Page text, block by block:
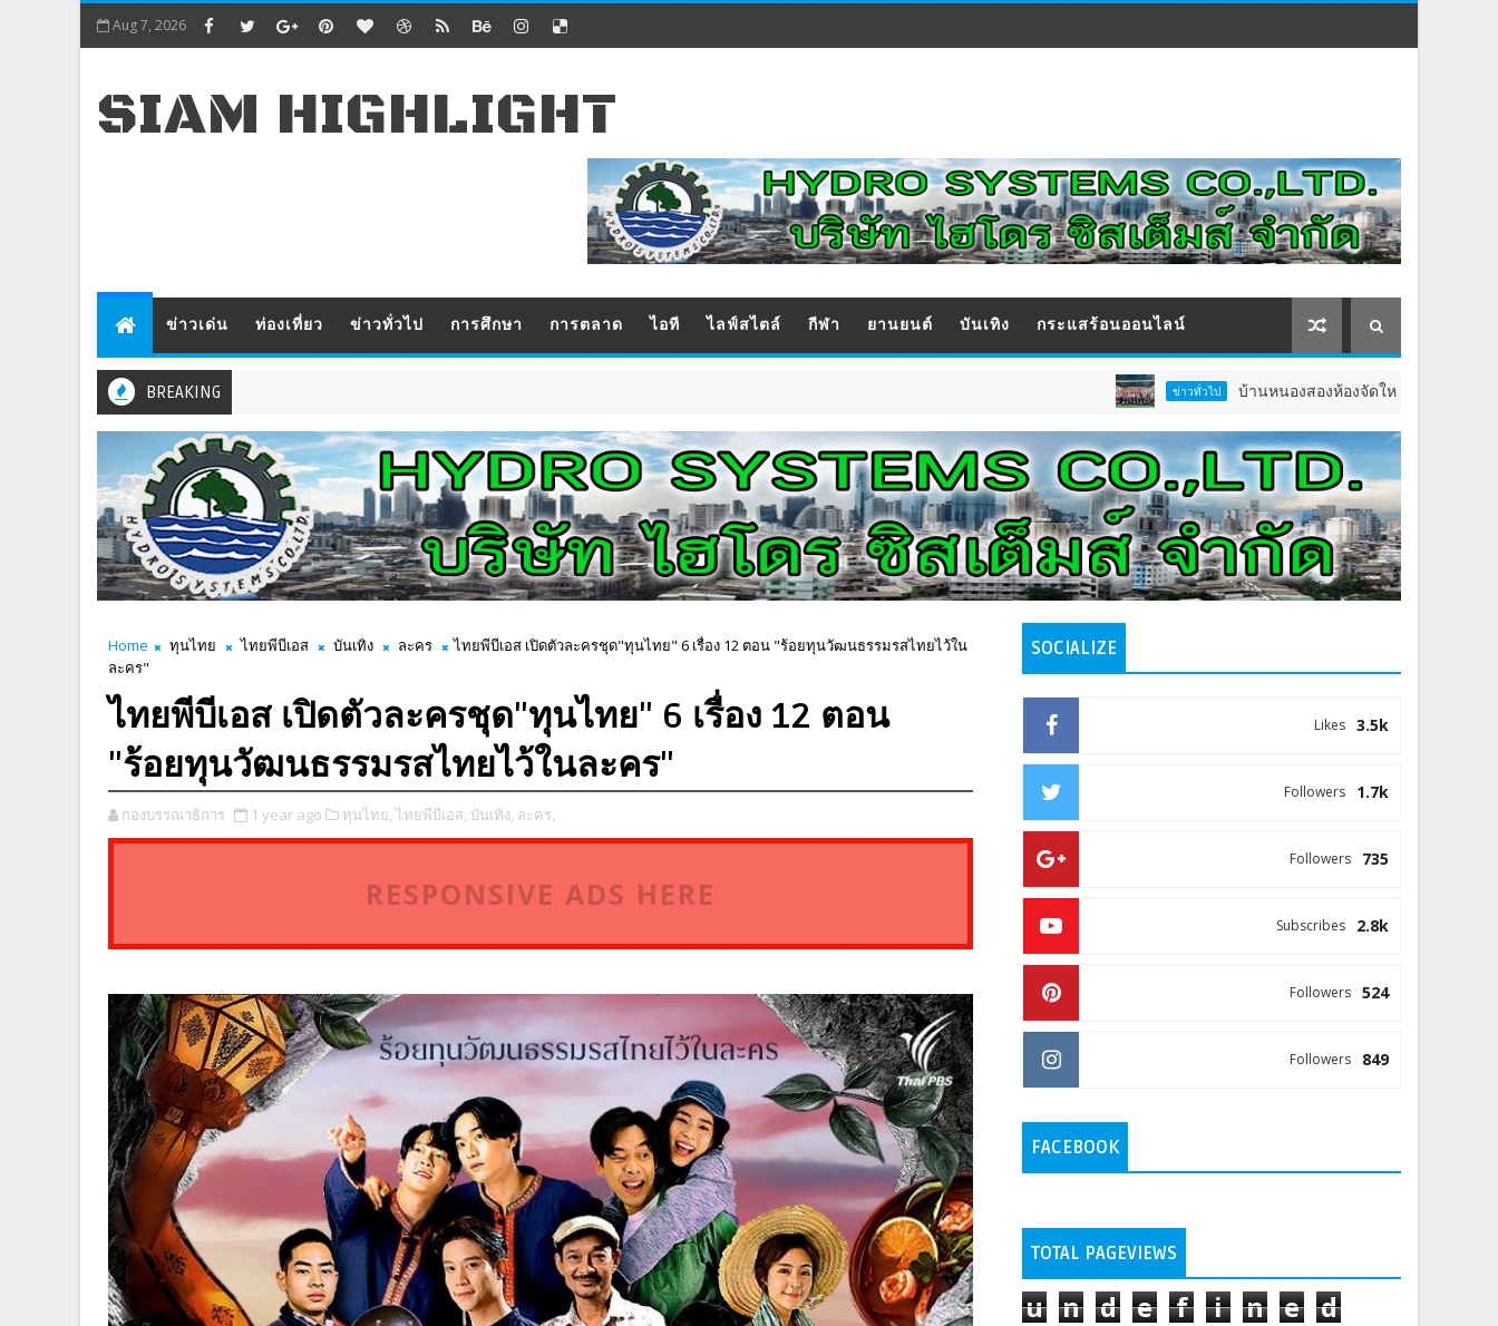
Aug 7, 2026
SIAM HIGHLIGHT
ข่าวเด่น ท่องเที่ยว ข่าวทั่วไป การศึกษา การตลาด ไอที ไลฟ์สไตล์ กีฬา ยานยนต์ บันเทิง กระแสร้อนออนไลน์
BREAKING ข่าวทั่วไป บ้านหนองสองห้องจัดใหญ่ “แห่เทียนพรรษา–ผ้าป่าซาเ
Home ทุนไทย ไทยพีบีเอส บันเทิง ละคร
ไทยพีบีเอส เปิดตัวละครชุด"ทุนไทย" 6 เรื่อง 12 ตอน "ร้อยทุนวัฒนธรรมรสไทยไว้ใน
ละคร"
ไทยพีบีเอส เปิดตัวละครชุด"ทุนไทย" 6 เรื่อง 12 ตอน
"ร้อยทุนวัฒนธรรมรสไทยไว้ในละคร"
กองบรรณาธิการ 1 year ago ทุนไทย, ไทยพีบีเอส, บันเทิง, ละคร,
RESPONSIVE ADS HERE
SOCIALIZE
3.5k
Likes
1.7k
Followers
735
Followers
2.8k
Subscribes
524
Followers
849
Followers
FACEBOOK
TOTAL PAGEVIEWS
u n d e f i n e d